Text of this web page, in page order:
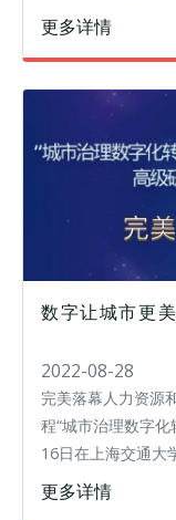
研班。为后续更好
海交通大学终身教
更多详情
数字让城市更
2022-08-28
完美落幕人力资源
程“城市治理数字
16日在上海交通大
上海交通大学国家
得圆满成功。研修
更多详情